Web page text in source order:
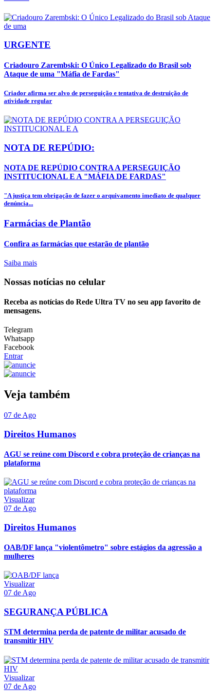
URGENTE
Criadouro Zarembski: O Único Legalizado do Brasil sob
Ataque de uma "Máfia de Fardas"
Criador afirma ser alvo de perseguição e tentativa de destruição de
atividade regular
NOTA DE REPÚDIO:
NOTA DE REPÚDIO CONTRA A PERSEGUIÇÃO
INSTITUCIONAL E A "MÁFIA DE FARDAS"
"A justiça tem obrigação de fazer o arquivamento imediato de qualquer
denúncia...
Farmácias de Plantão
Confira as farmácias que estarão de plantão
Saiba mais
Nossas notícias no celular
Receba as notícias do Rede Ultra TV no seu app favorito de
mensagens.
Telegram
Whatsapp
Facebook
Entrar
Veja também
07 de Ago
Direitos Humanos
AGU se reúne com Discord e cobra proteção de crianças na
plataforma
Visualizar
07 de Ago
Direitos Humanos
OAB/DF lança "violentômetro" sobre estágios da agressão a
mulheres
Visualizar
07 de Ago
SEGURANÇA PÚBLICA
STM determina perda de patente de militar acusado de
transmitir HIV
Visualizar
07 de Ago